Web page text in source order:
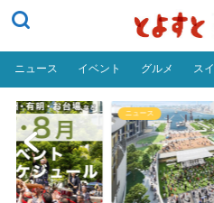
ニュース イベント グルメ ス
おトク